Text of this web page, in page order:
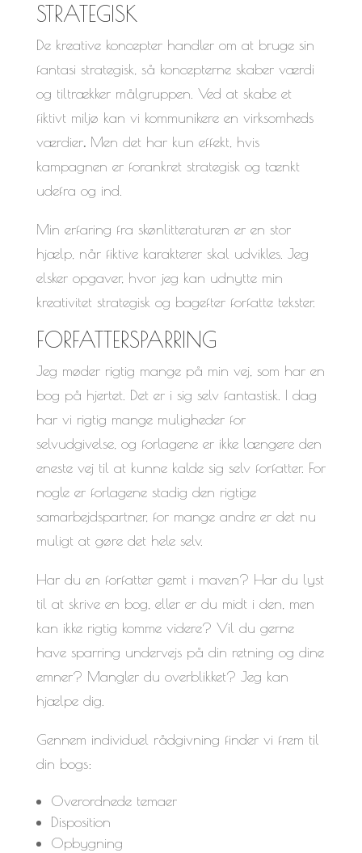
STRATEGISK
De kreative koncepter handler om at bruge sin
fantasi strategisk, så koncepterne skaber værdi
og tiltrækker målgruppen. Ved at skabe et
fiktivt miljø kan vi kommunikere en virksomheds
værdier. Men det har kun effekt, hvis
kampagnen er forankret strategisk og tænkt
udefra og ind.
Min erfaring fra skønlitteraturen er en stor
hjælp, når fiktive karakterer skal udvikles. Jeg
elsker opgaver, hvor jeg kan udnytte min
kreativitet strategisk og bagefter forfatte tekster.
FORFATTERSPARRING
Jeg møder rigtig mange på min vej, som har en
bog på hjertet. Det er i sig selv fantastisk. I dag
har vi rigtig mange muligheder for
selvudgivelse, og forlagene er ikke længere den
eneste vej til at kunne kalde sig selv forfatter. For
nogle er forlagene stadig den rigtige
samarbejdspartner, for mange andre er det nu
muligt at gøre det hele selv.
Har du en forfatter gemt i maven? Har du lyst
til at skrive en bog, eller er du midt i den, men
kan ikke rigtig komme videre? Vil du gerne
have sparring undervejs på din retning og dine
emner? Mangler du overblikket? Jeg kan
hjælpe dig.
Gennem individuel rådgivning finder vi frem til
din bogs:
Overordnede temaer
Disposition
Opbygning